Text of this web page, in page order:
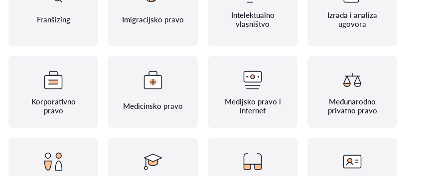
Franšizing Imigracijsko pravo
Intelektualno
vlasništvo
Izrada i analiza
ugovora
Korporativno
pravo
Medicinsko pravo
Medijsko pravo i
internet
Međunarodno
privatno pravo